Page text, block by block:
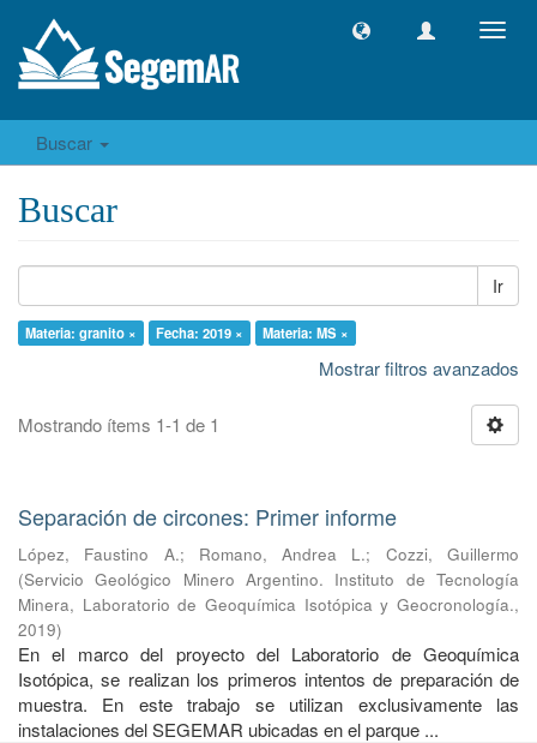
Buscar
Buscar
Ir
Materia: granito × Fecha: 2019 × Materia: MS ×
Mostrar filtros avanzados
Mostrando ítems 1-1 de 1
Separación de circones: Primer informe
López, Faustino A.; Romano, Andrea L.; Cozzi, Guillermo
(Servicio Geológico Minero Argentino. Instituto de Tecnología
Minera, Laboratorio de Geoquímica Isotópica y Geocronología.,
2019)
En el marco del proyecto del Laboratorio de Geoquímica
Isotópica, se realizan los primeros intentos de preparación de
muestra. En este trabajo se utilizan exclusivamente las
instalaciones del SEGEMAR ubicadas en el parque ...